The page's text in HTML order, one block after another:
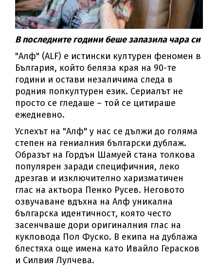
В последните години беше запазила чара си
"Алф" (ALF) е истински културен феномен в
България, който беляза края на 90-те
години и остави незаличима следа в
родния попкултурен език. Сериалът не
просто се гледаше – той се цитираше
ежедневно.
Успехът на "Алф" у нас се дължи до голяма
степен на гениалния български дублаж.
Образът на Гордън Шамуей стана толкова
популярен заради специфичния, леко
дрезгав и изключително харизматичен
глас на актьора Пенко Русев. Неговото
озвучаване вдъхна на Алф уникална
българска идентичност, която често
засенчваше дори оригиналния глас на
кукловода Пол Фуско. В екипа на дублажа
блестяха още имена като Ивайло Герасков
и Силвия Лулчева.